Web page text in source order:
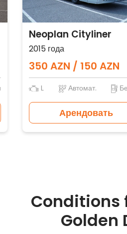
Neoplan Cityliner
2015 года
350 AZN / 150 AZN
L Автомат.
Арендовать
Conditions
Golden